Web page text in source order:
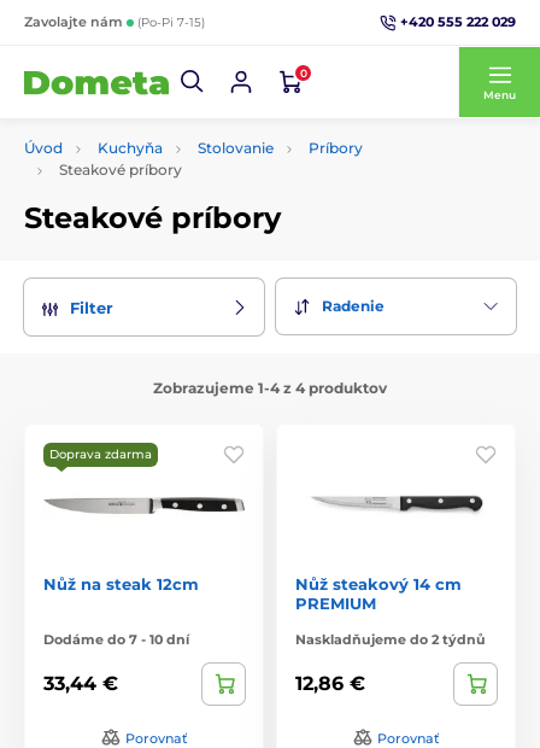
Zavolajte nám (Po-Pi 7-15) +420 555 222 029
0
Menu
Úvod Kuchyňa Stolovanie
Príbory
Steakové príbory
Steakové príbory
Filter Radenie
Zobrazujeme 1-4 z 4 produktov
Doprava zdarma
Nůž na steak 12cm
Dodáme do 7 - 10 dní
33,44 €
Porovnať
Nůž steakový 14 cm
PREMIUM
Naskladňujeme do 2 týdnů
12,86 €
Porovnať